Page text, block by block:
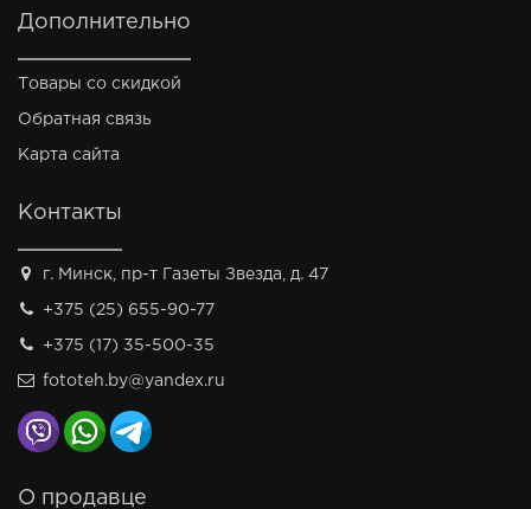
Дополнительно
Товары со скидкой
Обратная связь
Карта сайта
Контакты
г. Минск, пр-т Газеты Звезда, д. 47
+375 (25) 655-90-77
+375 (17) 35-500-35
fototeh.by@yandex.ru
О продавце